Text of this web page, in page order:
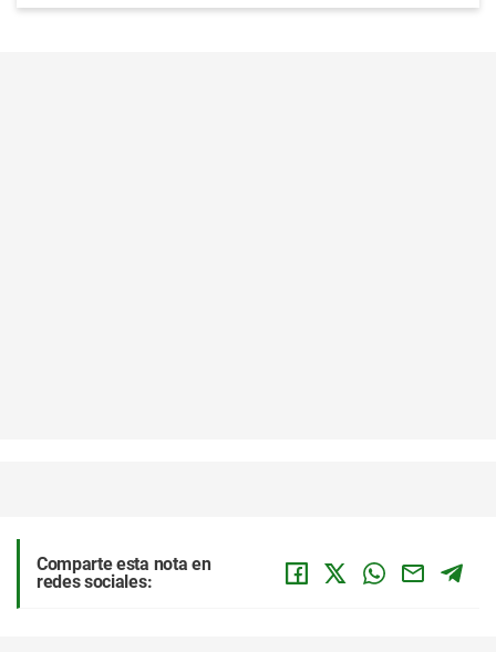
Comparte esta nota en
redes sociales: